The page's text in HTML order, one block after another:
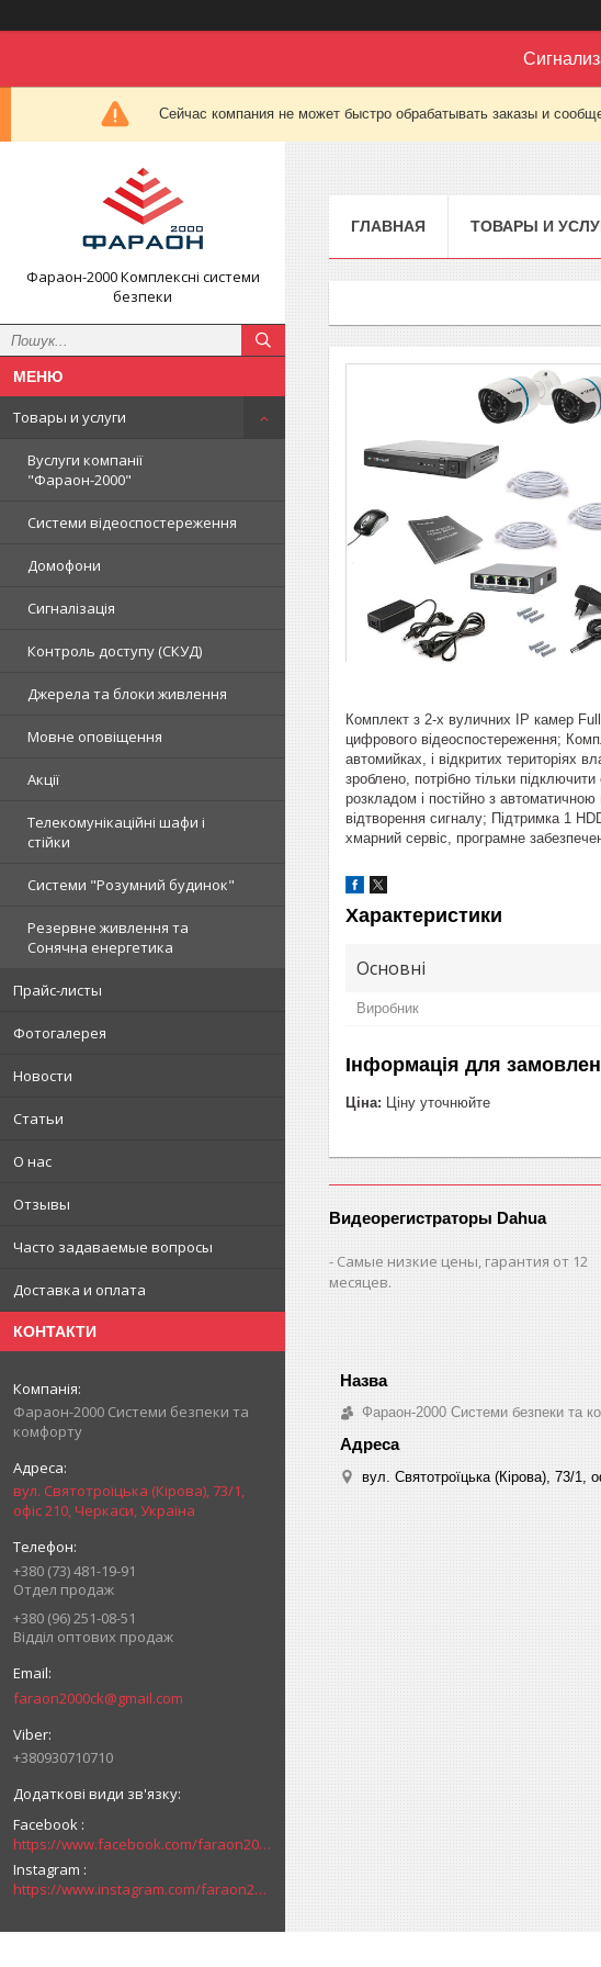
Сейчас компания не может быстро обрабатывать заказы и
Фараон-2000 Комплексні системи
безпеки
Товары и услуги
Вуслуги компанії
"Фараон-2000"
Системи відеоспостереження
Домофони
Сигналізація
Контроль доступу (СКУД)
Джерела та блоки живлення
Мовне оповіщення
Акції
Телекомунікаційні шафи і
стійки
Системи "Розумний будинок"
Резервне живлення та
Сонячна енергетика
Прайс-листы
Фотогалерея
Новости
Статьи
О нас
Отзывы
Часто задаваемые вопросы
Доставка и оплата
КОНТАКТИ
Фараон-2000 Системи безпеки та
комфорту
вул. Святотроїцька (Кірова), 73/1,
офіс 210, Черкаси, Україна
+380 (73) 481-19-91
Отдел продаж
+380 (96) 251-08-51
Відділ оптових продаж
faraon2000ck@gmail.com
+380930710710
Facebook
https://www.facebook.com/faraon2000ck/
Instagram
https://www.instagram.com/faraon2000com/
ГЛАВНАЯ ТОВАРЫ И
Комплект з 2-х вуличних IP камер
цифрового відеоспостереження;
автомийках, і відкритих територіях
зроблено, потрібно тільки
розкладом і постійно з
відтворення сигналу; Підтримка 1
хмарний сервіс, програмне
Характеристики
Основні
Виробник
Інформація для
Ціна: Ціну уточнюйте
Видеорегистраторы Dahua
Самые низкие цены, гарантия от 12
месяцев.
Фараон-2000 Системи безпеки та
вул. Святотроїцька (Кірова), 73/1,